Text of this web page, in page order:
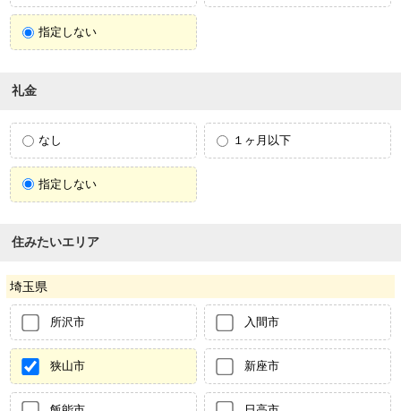
指定しない
礼金
なし １ヶ月以下
指定しない
住みたいエリア
埼玉県
所沢市 入間市
狭山市 新座市